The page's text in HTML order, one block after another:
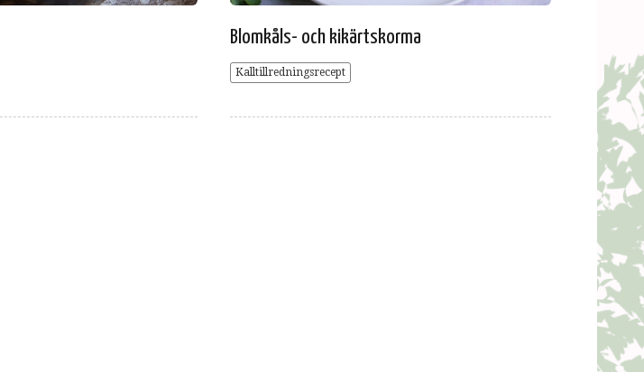
Blomkåls- och kikärtskorma
Kalltillredningsrecept